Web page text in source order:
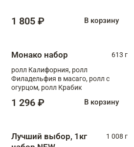
1 805 ₽ В корзину
Монако набор
613 г
ролл Калифорния, ролл
Филадельфия в масаго, ролл с
огурцом, ролл Крабик
1 296 ₽ В корзину
Лучший выбор, 1кг
1 008 г